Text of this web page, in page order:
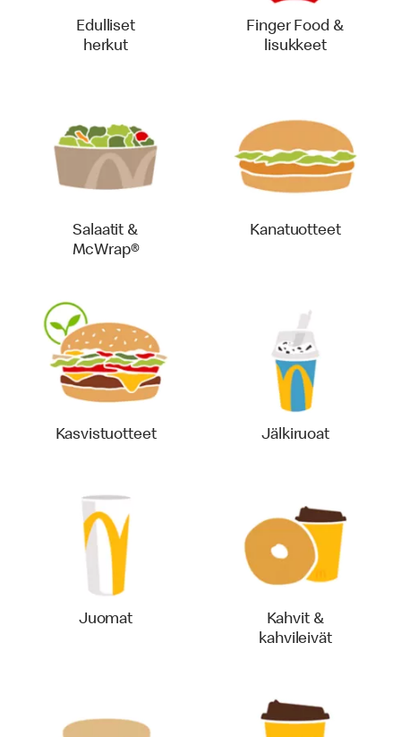
Edulliset
herkut
Finger Food &
lisukkeet
Salaatit &
McWrap®
Kanatuotteet
Kasvistuotteet Jälkiruoat
Juomat
Kahvit &
kahvileivät